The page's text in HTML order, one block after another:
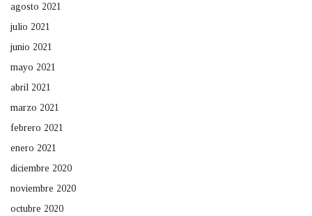
agosto 2021
julio 2021
junio 2021
mayo 2021
abril 2021
marzo 2021
febrero 2021
enero 2021
diciembre 2020
noviembre 2020
octubre 2020